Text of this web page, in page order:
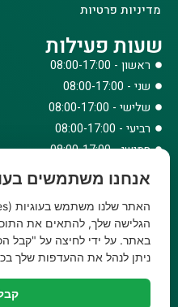
מדיניות פרטיות
שעות פעילות
ראשון - 08:00-17:00
שני - 08:00-17:00
שלישי - 08:00-17:00
רביעי - 08:00-17:00
חמישי - 08:00-17:00
שישי - 08:00-12:30
צרו קשר
073-779-6243
וואטסאפ
amirbair@amir-agricul.co.il
אנחנו משתמשים
הגלישה שלך, להתאים את
באתר. על ידי לחיצה על "קבל
ניתן לנהל את ההעדפות שלך